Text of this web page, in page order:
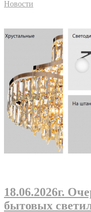
Новости
18.06.2026г.
бытовых